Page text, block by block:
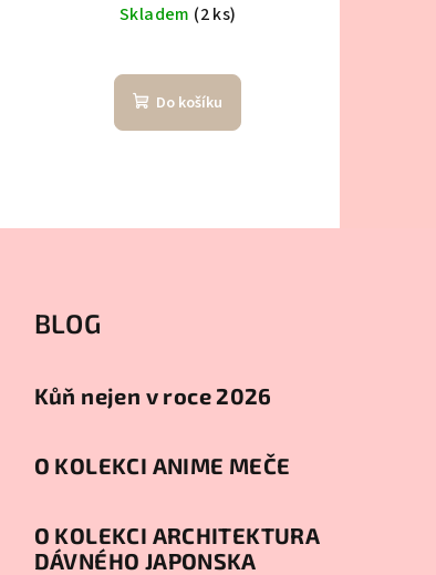
Skladem (2 ks)
Do košíku
BLOG
Kůň nejen v roce 2026
O KOLEKCI ANIME MEČE
O KOLEKCI ARCHITEKTURA
DÁVNÉHO JAPONSKA